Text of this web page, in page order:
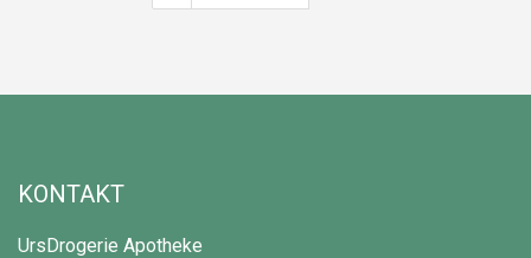
KONTAKT
UrsDrogerie Apotheke